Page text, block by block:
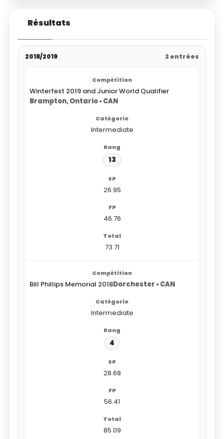
Résultats
2018/2019 2 entrées
Winterfest 2019 and Junior World Qualifier
Brampton, Ontario • CAN
Intermediate
13
26.95
46.76
73.71
Bill Phillips Memorial 2018Dorchester • CAN
Intermediate
4
28.68
56.41
85.09